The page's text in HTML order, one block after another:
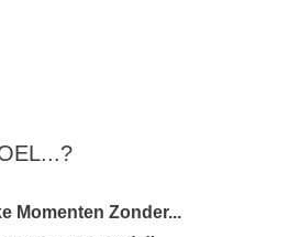
Momenten Zonder...